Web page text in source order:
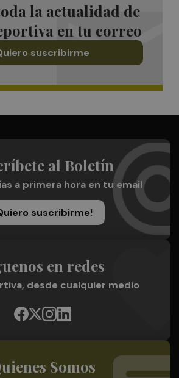
la actualidad de
en tu correo
suscribirme
al Boletín
a primera hora en tu email
suscribirme!
en redes
desde cualquier medio
Somos